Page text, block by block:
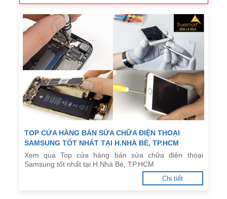
TOP CỬA HÀNG BÁN SỬA CHỮA ĐIỆN THOẠI
SAMSUNG TỐT NHẤT TẠI H.NHÀ BÈ, TP.HCM
Xem qua Top cửa hàng bán sửa chữa điện thoại
Samsung tốt nhất tại H.Nhà Bè, TP.HCM
Chi tiết